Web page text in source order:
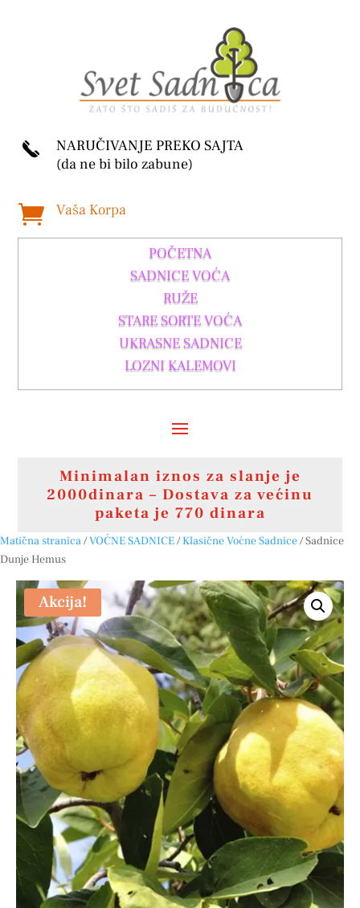
NARUČIVANJE PREKO SAJTA
(da ne bi bilo zabune)
 Vaša Korpa
POČETNA
SADNICE VOĆA
RUŽE
STARE SORTE VOĆA
UKRASNE SADNICE
LOZNI KALEMOVI
Minimalan iznos za slanje je
2000dinara – Dostava za većinu
paketa je 770 dinara
Matična stranica/VOĆNE SADNICE/Klasične Voćne Sadnice/ Sadnice
Dunje Hemus
Akcija!